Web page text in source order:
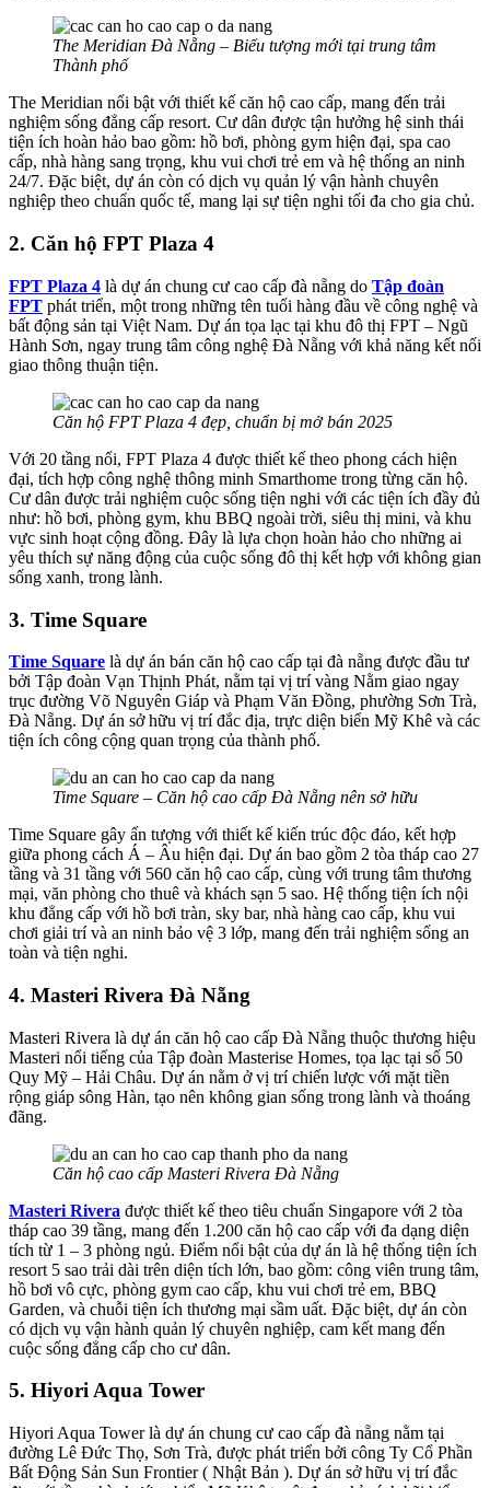
The Meridian Đà Nẵng – Biểu tượng mới tại trung tâm
Thành phố
The Meridian nổi bật với thiết kế căn hộ cao cấp, mang đến trải
nghiệm sống đẳng cấp resort. Cư dân được tận hưởng hệ sinh thái
tiện ích hoàn hảo bao gồm: hồ bơi, phòng gym hiện đại, spa cao
cấp, nhà hàng sang trọng, khu vui chơi trẻ em và hệ thống an ninh
24/7. Đặc biệt, dự án còn có dịch vụ quản lý vận hành chuyên
nghiệp theo chuẩn quốc tế, mang lại sự tiện nghi tối đa cho gia chủ.
2. Căn hộ FPT Plaza 4
FPT Plaza 4 là dự án chung cư cao cấp đà nẵng do Tập đoàn
FPT phát triển, một trong những tên tuổi hàng đầu về công nghệ và
bất động sản tại Việt Nam. Dự án tọa lạc tại khu đô thị FPT – Ngũ
Hành Sơn, ngay trung tâm công nghệ Đà Nẵng với khả năng kết nối
giao thông thuận tiện.
Căn hộ FPT Plaza 4 đẹp, chuẩn bị mở bán 2025
Với 20 tầng nổi, FPT Plaza 4 được thiết kế theo phong cách hiện
đại, tích hợp công nghệ thông minh Smarthome trong từng căn hộ.
Cư dân được trải nghiệm cuộc sống tiện nghi với các tiện ích đầy đủ
như: hồ bơi, phòng gym, khu BBQ ngoài trời, siêu thị mini, và khu
vực sinh hoạt cộng đồng. Đây là lựa chọn hoàn hảo cho những ai
yêu thích sự năng động của cuộc sống đô thị kết hợp với không gian
sống xanh, trong lành.
3. Time Square
Time Square là dự án bán căn hộ cao cấp tại đà nẵng được đầu tư
bởi Tập đoàn Vạn Thịnh Phát, nằm tại vị trí vàng Nằm giao ngay
trục đường Võ Nguyên Giáp và Phạm Văn Đồng, phường Sơn Trà,
Đà Nẵng. Dự án sở hữu vị trí đắc địa, trực diện biển Mỹ Khê và các
tiện ích công cộng quan trọng của thành phố.
Time Square – Căn hộ cao cấp Đà Nẵng nên sở hữu
Time Square gây ấn tượng với thiết kế kiến trúc độc đáo, kết hợp
giữa phong cách Á – Âu hiện đại. Dự án bao gồm 2 tòa tháp cao 27
tầng và 31 tầng với 560 căn hộ cao cấp, cùng với trung tâm thương
mại, văn phòng cho thuê và khách sạn 5 sao. Hệ thống tiện ích nội
khu đẳng cấp với hồ bơi tràn, sky bar, nhà hàng cao cấp, khu vui
chơi giải trí và an ninh bảo vệ 3 lớp, mang đến trải nghiệm sống an
toàn và tiện nghi.
4. Masteri Rivera Đà Nẵng
Masteri Rivera là dự án căn hộ cao cấp Đà Nẵng thuộc thương hiệu
Masteri nổi tiếng của Tập đoàn Masterise Homes, tọa lạc tại số 50
Quy Mỹ – Hải Châu. Dự án nằm ở vị trí chiến lược với mặt tiền
rộng giáp sông Hàn, tạo nên không gian sống trong lành và thoáng
đãng.
Căn hộ cao cấp Masteri Rivera Đà Nẵng
Masteri Rivera được thiết kế theo tiêu chuẩn Singapore với 2 tòa
tháp cao 39 tầng, mang đến 1.200 căn hộ cao cấp với đa dạng diện
tích từ 1 – 3 phòng ngủ. Điểm nổi bật của dự án là hệ thống tiện ích
resort 5 sao trải dài trên diện tích lớn, bao gồm: công viên trung tâm,
hồ bơi vô cực, phòng gym cao cấp, khu vui chơi trẻ em, BBQ
Garden, và chuỗi tiện ích thương mại sầm uất. Đặc biệt, dự án còn
có dịch vụ vận hành quản lý chuyên nghiệp, cam kết mang đến
cuộc sống đẳng cấp cho cư dân.
5. Hiyori Aqua Tower
Hiyori Aqua Tower là dự án chung cư cao cấp đà nẵng nằm tại
đường Lê Đức Thọ, Sơn Trà, được phát triển bởi công Ty Cổ Phần
Bất Động Sản Sun Frontier ( Nhật Bản ). Dự án sở hữu vị trí đắc